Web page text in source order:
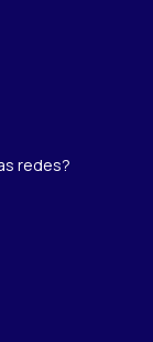
redes?